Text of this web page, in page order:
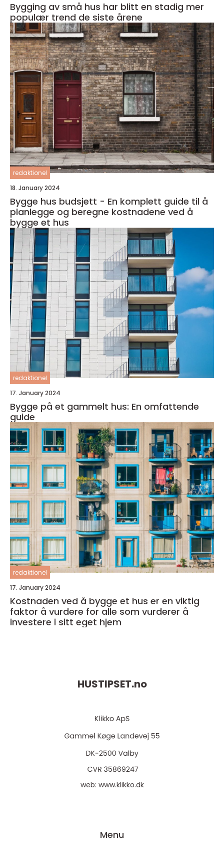
Bygging av små hus har blitt en stadig mer
populær trend de siste årene
redaktionel
18. January 2024
Bygge hus budsjett - En komplett guide til å
planlegge og beregne kostnadene ved å
bygge et hus
redaktionel
17. January 2024
Bygge på et gammelt hus: En omfattende
guide
redaktionel
17. January 2024
Kostnaden ved å bygge et hus er en viktig
faktor å vurdere for alle som vurderer å
investere i sitt eget hjem
HUSTIPSET.no
web: www.klikko.dk
Menu